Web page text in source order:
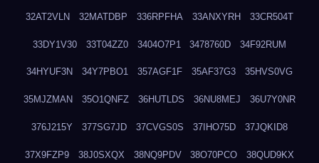
32AT2VLN 32MATDBP 336RPFHA 33ANXYRH 33CR504T
33DY1V30 33T04ZZ0 3404O7P1 3478760D 34F92RUM
34HYUF3N 34Y7PBO1 357AGF1F 35AF37G3 35HVS0VG
35MJZMAN 35O1QNFZ 36HUTLDS 36NU8MEJ 36U7Y0NR
376J215Y 377SG7JD 37CVGS0S 37IHO75D 37JQKID8
37X9FZP9 38J0SXQX 38NQ9PDV 38O70PCO 38QUD9KX